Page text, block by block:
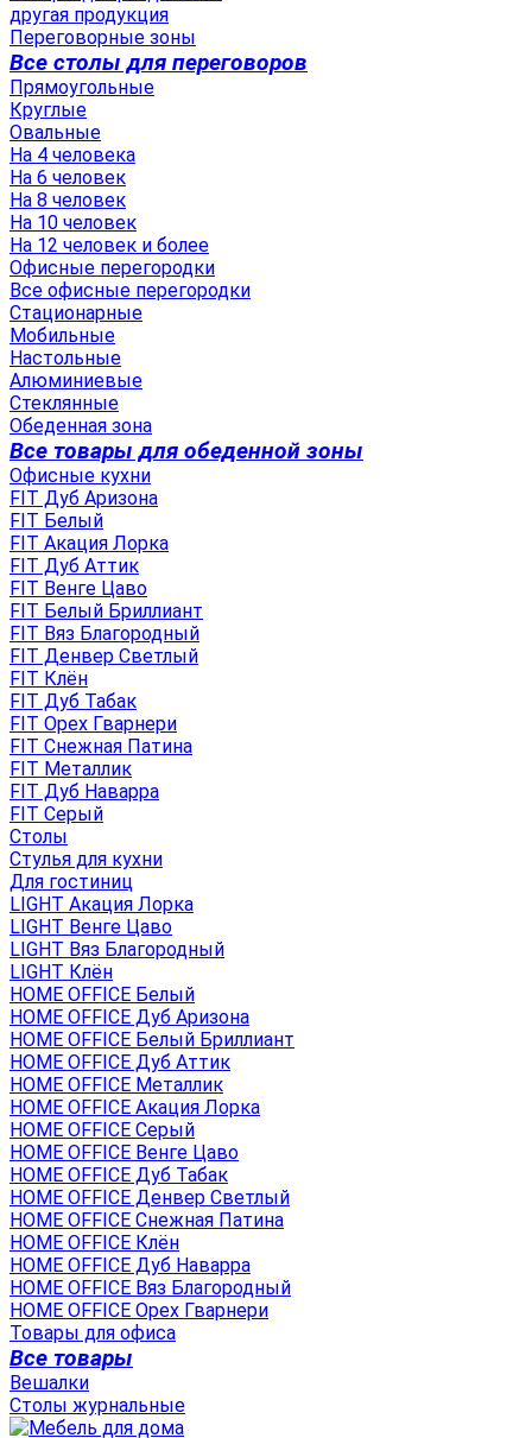
другая продукция
Переговорные зоны
Все столы для переговоров
Прямоугольные
Круглые
Овальные
На 4 человека
На 6 человек
На 8 человек
На 10 человек
На 12 человек и более
Офисные перегородки
Все офисные перегородки
Стационарные
Мобильные
Настольные
Алюминиевые
Стеклянные
Обеденная зона
Все товары для обеденной зоны
Офисные кухни
FIT Дуб Аризона
FIT Белый
FIT Акация Лорка
FIT Дуб Аттик
FIT Венге Цаво
FIT Белый Бриллиант
FIT Вяз Благородный
FIT Денвер Светлый
FIT Клён
FIT Дуб Табак
FIT Орех Гварнери
FIT Снежная Патина
FIT Металлик
FIT Дуб Наварра
FIT Серый
Столы
Стулья для кухни
Для гостиниц
LIGHT Акация Лорка
LIGHT Венге Цаво
LIGHT Вяз Благородный
LIGHT Клён
HOME OFFICE Белый
HOME OFFICE Дуб Аризона
HOME OFFICE Белый Бриллиант
HOME OFFICE Дуб Аттик
HOME OFFICE Металлик
HOME OFFICE Акация Лорка
HOME OFFICE Серый
HOME OFFICE Венге Цаво
HOME OFFICE Дуб Табак
HOME OFFICE Денвер Светлый
HOME OFFICE Снежная Патина
HOME OFFICE Клён
HOME OFFICE Дуб Наварра
HOME OFFICE Вяз Благородный
HOME OFFICE Орех Гварнери
Товары для офиса
Все товары
Вешалки
Столы журнальные